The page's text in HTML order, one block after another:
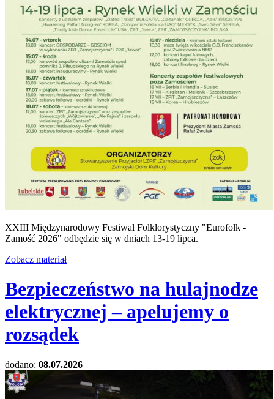
XXIII Międzynarodowy Festiwal Folklorystyczny "Eurofolk -
Zamość 2026" odbędzie się w dniach 13-19 lipca.
Zobacz materiał
Bezpieczeństwo na hulajnodze
elektrycznej – apelujemy o
rozsądek
dodano: 08.07.2026